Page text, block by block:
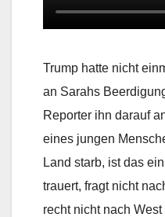
Trump hatte nicht
an Sarahs
Reporter ihn darauf
eines jungen
Land starb, ist das
trauert, fragt nicht
recht nicht nach